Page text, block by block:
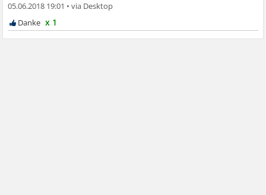
05.06.2018 19:01 •
x 1